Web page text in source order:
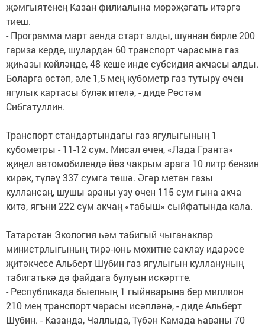
җәмгыятенең Казан филиалына мөрәҗәгать итәргә
тиеш.
- Программа март аенда старт алды, шуннан бирле 200
гариза керде, шулардан 60 транспорт чарасына газ
җиһазы көйләнде, 48 кеше инде субсидия акчасы алды.
Боларга өстәп, әле 1,5 мең кубометр газ тутыру өчен
ягулык картасы бүләк ителә, - диде Рөстәм
Сибгатуллин.
Транспорт стандартындагы газ ягулыгының 1
кубометры - 11-12 сум. Мисал өчен, «Лада Гранта»
җиңел автомобилендә йөз чакрым арага 10 литр бензин
кирәк, түләү 337 сумга төшә. Әгәр метан газы
куллансаң, шушы араны узу өчен 115 сум гына акча
китә, ягъни 222 сум акчаң «табыш» сыйфатында кала.
Татарстан Экология һәм табигый чыганаклар
министрлыгының тирә-юнь мохитне саклау идарәсе
җитәкчесе Альберт Шубин газ ягулыгын куллануның
табигатькә дә файдага булуын искәртте.
- Республикада быелның 1 гыйнварына бер миллион
210 мең транспорт чарасы исәпләнә, - диде Альберт
Шубин. - Казанда, Чаллыда, Түбән Камада һаваны 70